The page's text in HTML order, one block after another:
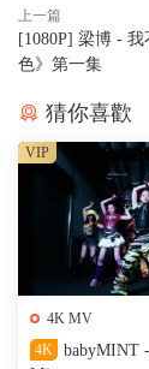
上一篇
[1080P] 梁博 -
色》第一集
猜你喜歡
4K MV
4K
babyMINT
VIP